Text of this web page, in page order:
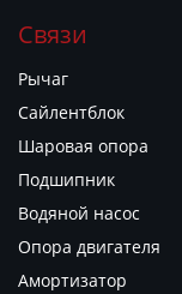
Связи
Рычаг
Сайлентблок
Шаровая опора
Подшипник
Водяной насос
Опора двигателя
Амортизатор